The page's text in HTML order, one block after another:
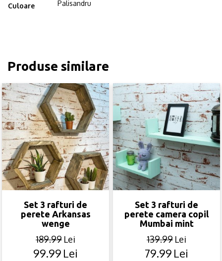
Culoare Palisandru
Produse similare
Set 3 rafturi de
perete Arkansas
wenge
189.99 Lei
Original
99.99 Lei
Current
Set 3 rafturi de
perete camera copil
Mumbai mint
139.99 Lei
Original
79.99 Lei
Current